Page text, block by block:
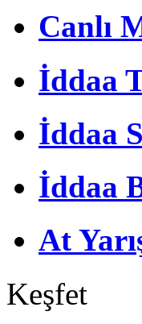
Canlı
İddaa
İddaa
İddaa
At
Keşfet